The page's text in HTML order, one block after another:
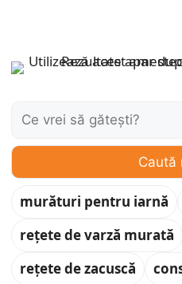
Caută:
Caută
murături pentru iarnă
rețete de varză murată
rețete de zacuscă